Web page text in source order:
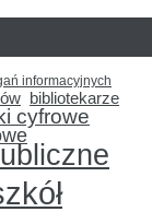
informacyjnych
bibliotekarze
cyfrowe